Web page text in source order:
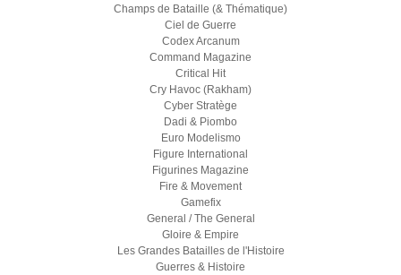
Champs de Bataille (& Thématique)
Ciel de Guerre
Codex Arcanum
Command Magazine
Critical Hit
Cry Havoc (Rakham)
Cyber Stratège
Dadi & Piombo
Euro Modelismo
Figure International
Figurines Magazine
Fire & Movement
Gamefix
General / The General
Gloire & Empire
Les Grandes Batailles de l'Histoire
Guerres & Histoire